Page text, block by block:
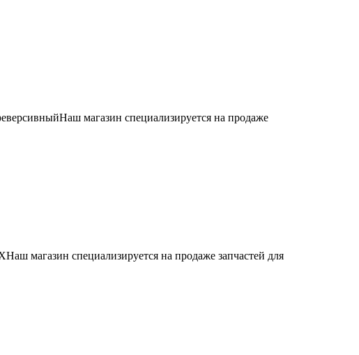
магазин специализируется на продаже
магазин специализируется на продаже запчастей для